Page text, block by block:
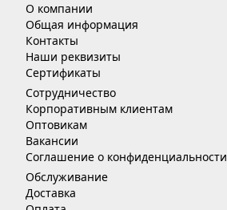
О компании
Общая информация
Контакты
Наши реквизиты
Сертификаты
Сотрудничество
Корпоративным клиентам
Оптовикам
Вакансии
Соглашение о конфиденциальности
Обслуживание
Доставка